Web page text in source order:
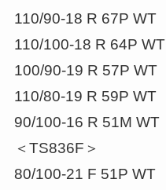
110/90-18 R 67P WT
110/100-18 R 64P WT
100/90-19 R 57P WT
110/80-19 R 59P WT
90/100-16 R 51M WT
＜TS836F＞
80/100-21 F 51P WT